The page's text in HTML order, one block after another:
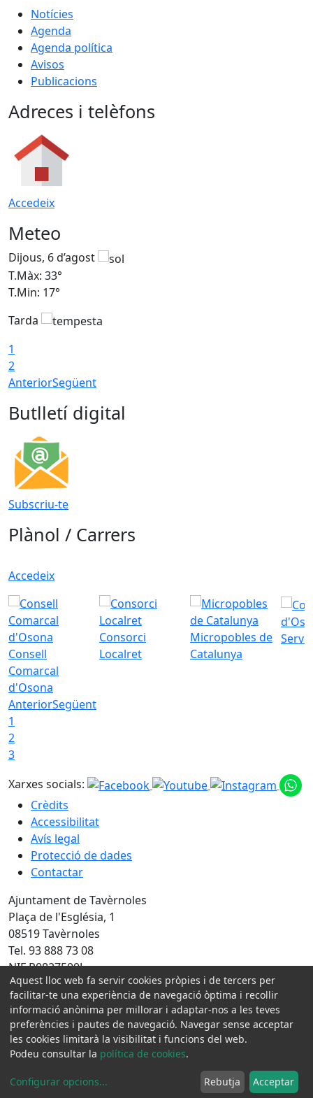
Notícies
Agenda
Agenda política
Avisos
Publicacions
Adreces i telèfons
Accedeix
Meteo
Dijous, 6 d’agost
T.Màx: 33°
T.Min: 17°
Tarda
1
2
AnteriorSegüent
Butlletí digital
Subscriu-te
Plànol / Carrers
Accedeix
Consell
Comarcal
d'Osona
Consorci
Localret
Micropobles de
Catalunya
AnteriorSegüent
1
2
3
Xarxes socials:
Crèdits
Accessibilitat
Avís legal
Protecció de dades
Contactar
Ajuntament de Tavèrnoles
Plaça de l'Església, 1
08519 Tavèrnoles
Tel. 93 888 73 08
NIF P0827500J
Amb la col·laboració de:
Aquest lloc web fa servir cookies pròpies i de tercers per
facilitar-te una experiència de navegació òptima i recollir
informació anònima per millorar i adaptar-nos a les teves
preferències i pautes de navegació. Navegar sense acceptar
les cookies limitarà la visibilitat i funcions del web.
Podeu consultar la política de cookies.
Configurar opcions... Rebutja Acceptar